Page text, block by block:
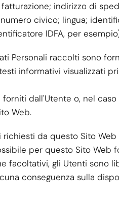
indirizzo di
civico; lingua;
IDFA, per
Personali raccolti sono
informativi visualizzati
dall'Utente o, nel
Web.
da questo Sito Web
per questo Sito Web
facoltativi, gli Utenti sono
conseguenza sulla